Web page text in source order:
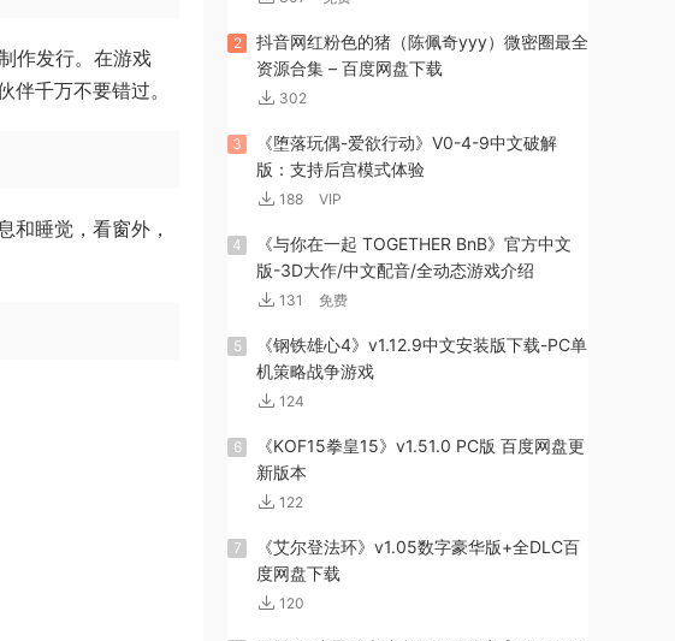
作发行。在游戏
千万不要错过。
和睡觉，看窗外，
2
抖音网红粉色的猪（陈佩奇yyy）微密圈最全
资源合集 – 百度网盘下载
302
3
《堕落玩偶-爱欲行动》V0-4-9中文破解
版：支持后宫模式体验
188 VIP
4
《与你在一起 TOGETHER BnB》官方中文
版-3D大作/中文配音/全动态游戏介绍
131 免费
5
《钢铁雄心4》v1.12.9中文安装版下载-PC单
机策略战争游戏
124
6
《KOF15拳皇15》v1.51.0 PC版 百度网盘更
新版本
122
7
《艾尔登法环》v1.05数字豪华版+全DLC百
度网盘下载
120